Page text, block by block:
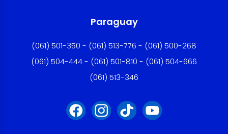
Paraguay
(061) 501-350 - (061) 513-776 - (061) 500-268
(061) 504-444 - (061) 501-810 - (061) 504-666
(061) 513-346